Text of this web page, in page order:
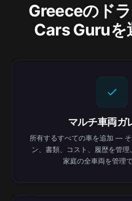
Greeceのド
Cars Guruを
マルチ車両ガ
所有するすべての車を追加 —
ン、書類、コスト、履歴を管
家庭の全車両を管理で